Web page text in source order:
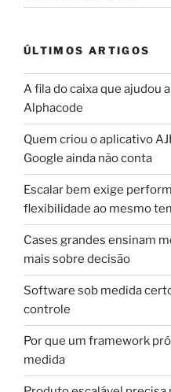
ÚLTIMOS ARTIGOS
A fila do caixa que ajudou
Alphacode
Quem criou o aplicativo
Google ainda não conta
Escalar bem exige
flexibilidade ao mesmo
Cases grandes ensinam
mais sobre decisão
Software sob medida
controle
Por que um framework
medida